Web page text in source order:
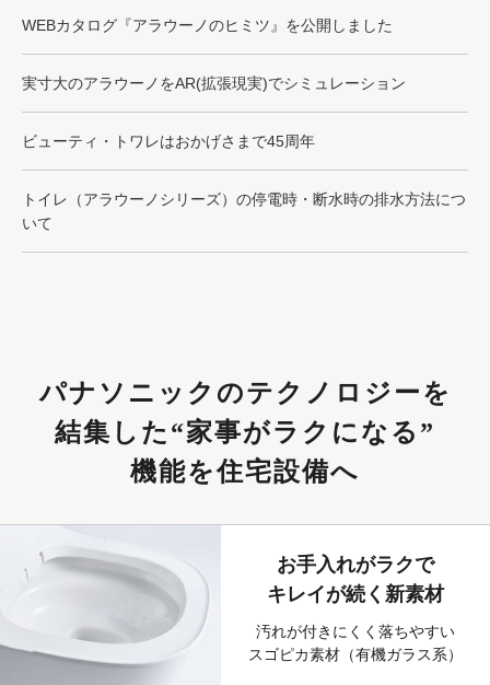
WEBカタログ『アラウーノのヒミツ』を公開しました
実寸大のアラウーノをAR(拡張現実)でシミュレーション
ビューティ・トワレはおかげさまで45周年
トイレ（アラウーノシリーズ）の停電時・断水時の排水方法につ
いて
パナソニックのテクノロジーを
結集した “家事がラクになる”
機能を住宅設備へ
お手入れがラクで
キレイが続く新素材
汚れが付きにくく落ちやすい
スゴピカ素材（有機ガラス系）